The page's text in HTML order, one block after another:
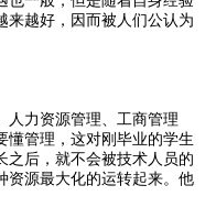
来越好，因而被人们公认为
人力资源管理、工商管理
懂管理，这对刚毕业的学生
之后，就不会被技术人员的
资源最大化的运转起来。他